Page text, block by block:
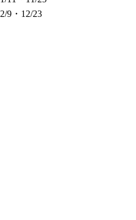
9・12/23